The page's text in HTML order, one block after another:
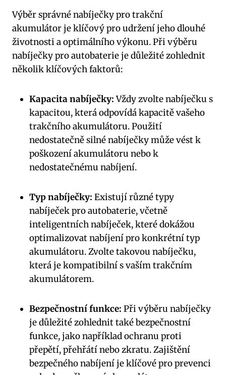
Výběr správné nabíječky pro trakční
akumulátor je klíčový pro udržení jeho dlouhé
životnosti a optimálního výkonu. Při výběru
nabíječky pro autobaterie je důležité zohlednit
několik klíčových faktorů:
Kapacita nabíječky:Vždy zvolte nabíječku s
kapacitou, která odpovídá kapacitě vašeho
trakčního akumulátoru. Použití
nedostatečně silné nabíječky může vést k
poškození akumulátoru nebo k
nedostatečnému nabíjení.
Typ nabíječky: Existují různé typy
nabíječek pro autobaterie, včetně
inteligentních nabíječek, které dokážou
optimalizovat nabíjení pro konkrétní typ
akumulátoru. Zvolte takovou nabíječku,
která je kompatibilní s vaším trakčním
akumulátorem.
Bezpečnostní funkce: Při výběru nabíječky
je důležité zohlednit také bezpečnostní
funkce, jako například ochranu proti
přepětí, přehřátí nebo zkratu. Zajištění
bezpečného nabíjení je klíčové pro prevenci